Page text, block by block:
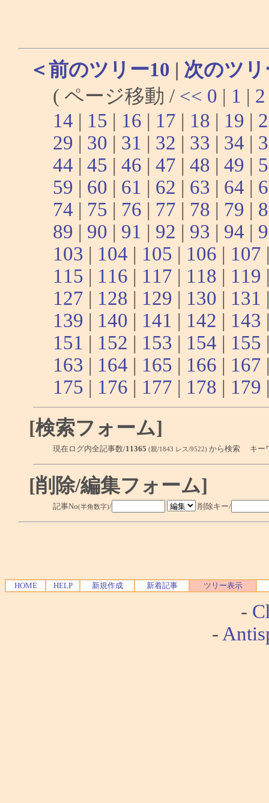
＜前のツリー10 | 次のツリ
( ページ移動 / << 0 | 1 | 2
14 | 15 | 16 | 17 | 18 | 19 |
29 | 30 | 31 | 32 | 33 | 34 |
44 | 45 | 46 | 47 | 48 | 49 |
59 | 60 | 61 | 62 | 63 | 64 |
74 | 75 | 76 | 77 | 78 | 79 |
89 | 90 | 91 | 92 | 93 | 94 |
103 | 104 | 105 | 106 | 107
115 | 116 | 117 | 118 | 119
127 | 128 | 129 | 130 | 131
139 | 140 | 141 | 142 | 143
151 | 152 | 153 | 154 | 155
163 | 164 | 165 | 166 | 167
175 | 176 | 177 | 178 | 179
[検索フォーム]
現在ログ内全記事数/11365 (親/1843 レス/9522) から検索 キー
[削除/編集フォーム]
記事No(半角数字)/ 削除キー/
HOME HELP 新規作成 新着記事 ツリー表示
-
-